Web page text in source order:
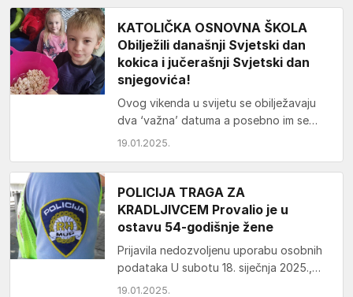
KATOLIČKA OSNOVNA ŠKOLA
Obilježili današnji Svjetski dan
kokica i jučerašnji Svjetski dan
snjegovića!
Ovog vikenda u svijetu se obilježavaju
dva ‘važna’ datuma a posebno im se
raduju najmlađi – 18.siječnja je Svjetski
19.01.2025.
POLICIJA TRAGA ZA
KRADLJIVCEM Provalio je u
ostavu 54-godišnje žene
Prijavila nedozvoljenu uporabu osobnih
podataka U subotu 18. siječnja 2025.,
policijskim službenicima je prijavila 63-
19.01.2025.